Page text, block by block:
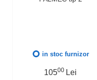
in stoc furnizor
10500 Lei